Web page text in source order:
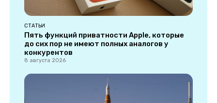
СТАТЬИ
Пять функций приватности Apple, которые
до сих пор не имеют полных аналогов у
конкурентов
8 августа 2026